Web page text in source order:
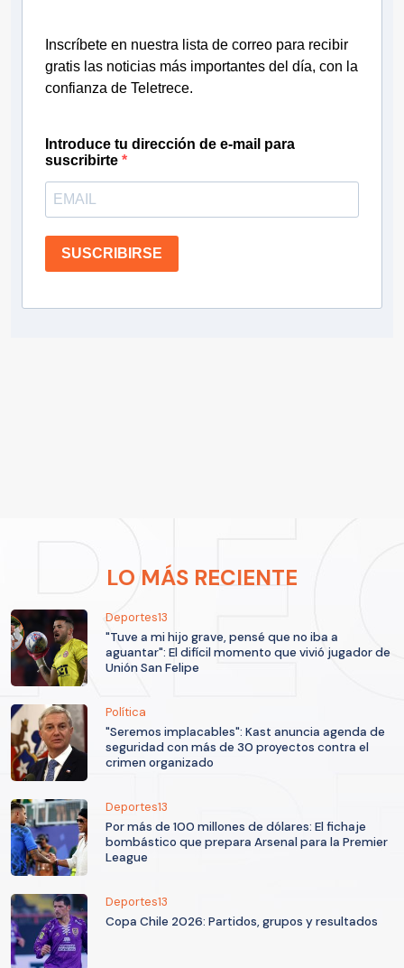
Inscríbete en nuestra lista de correo para recibir
gratis las noticias más importantes del día, con la
confianza de Teletrece.
Introduce tu dirección de e-mail para
suscribirte
SUSCRIBIRSE
LO MÁS RECIENTE
Deportes13
"Tuve a mi hijo grave, pensé que no iba a
aguantar": El difícil momento que vivió jugador de
Unión San Felipe
Política
"Seremos implacables": Kast anuncia agenda de
seguridad con más de 30 proyectos contra el
crimen organizado
Deportes13
Por más de 100 millones de dólares: El fichaje
bombástico que prepara Arsenal para la Premier
League
Deportes13
Copa Chile 2026: Partidos, grupos y resultados